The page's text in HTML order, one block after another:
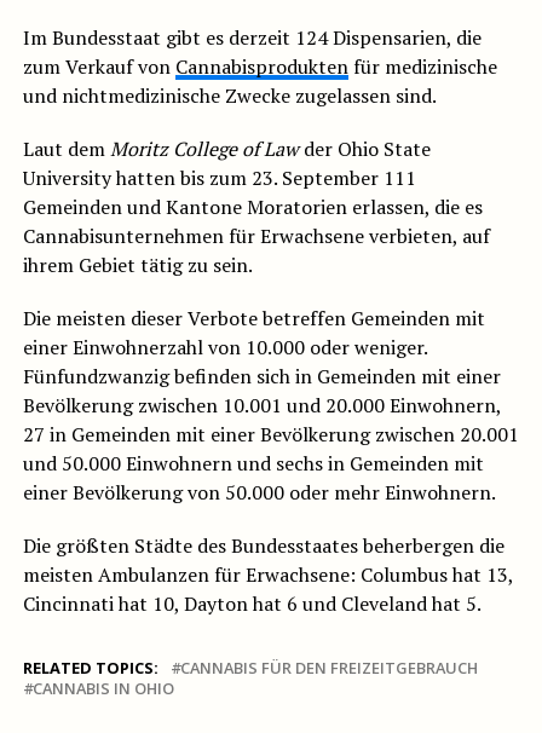
Im Bundesstaat gibt es derzeit 124 Dispensarien, die
zum Verkauf von Cannabisproduktenfür medizinische
und nichtmedizinische Zwecke zugelassen sind.
Laut demMoritz College of Lawder Ohio State
University hatten bis zum 23. September 111
Gemeinden und Kantone Moratorien erlassen, die es
Cannabisunternehmen für Erwachsene verbieten, auf
ihrem Gebiet tätig zu sein.
Die meisten dieser Verbote betreffen Gemeinden mit
einer Einwohnerzahl von 10.000 oder weniger.
Fünfundzwanzig befinden sich in Gemeinden mit einer
Bevölkerung zwischen 10.001 und 20.000 Einwohnern,
27 in Gemeinden mit einer Bevölkerung zwischen 20.001
und 50.000 Einwohnern und sechs in Gemeinden mit
einer Bevölkerung von 50.000 oder mehr Einwohnern.
Die größten Städte des Bundesstaates beherbergen die
meisten Ambulanzen für Erwachsene: Columbus hat 13,
Cincinnati hat 10, Dayton hat 6 und Cleveland hat 5.
RELATED TOPICS:
CANNABIS FÜR DEN FREIZEITGEBRAUCH
CANNABIS IN OHIO